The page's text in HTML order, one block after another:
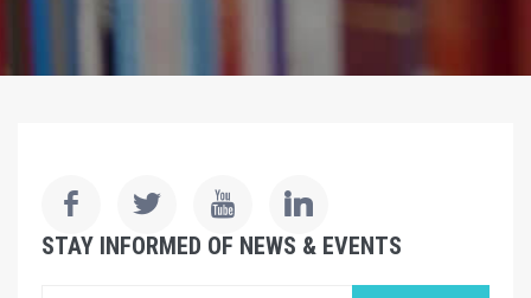
STAY INFORMED OF NEWS & EVENTS